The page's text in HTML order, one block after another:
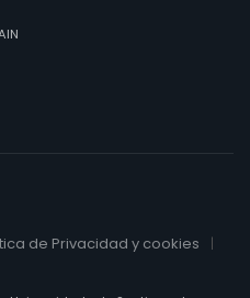
de Privacidad y cookies